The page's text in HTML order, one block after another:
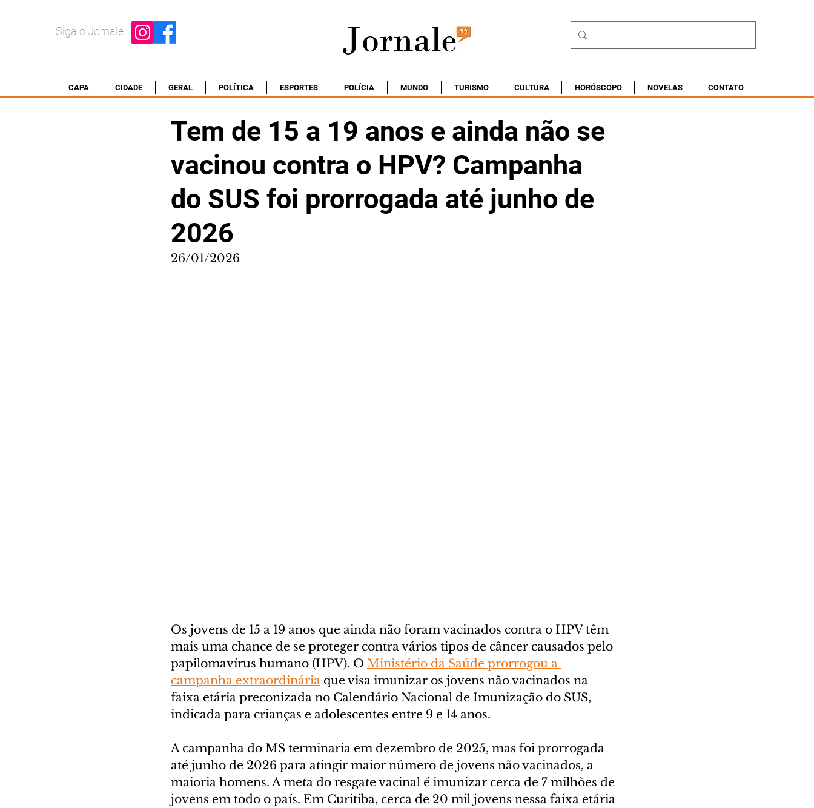
Siga o Jornale
CAPA CIDADE GERAL POLÍTICA ESPORTES POLÍCIA MUNDO TURISMO CULTURA HORÓSCOPO NOVELAS CONTATO
Tem de 15 a 19 anos e ainda não se
vacinou contra o HPV? Campanha
do SUS foi prorrogada até junho de
2026
26/01/2026
Os jovens de 15 a 19 anos que ainda não foram vacinados contra o HPV têm
mais uma chance de se proteger contra vários tipos de câncer causados pelo
papilomavírus humano (HPV). O Ministério da Saúde prorrogou a
campanha extraordinária que visa imunizar os jovens não vacinados na
faixa etária preconizada no Calendário Nacional de Imunização do SUS,
indicada para crianças e adolescentes entre 9 e 14 anos.
A campanha do MS terminaria em dezembro de 2025, mas foi prorrogada
até junho de 2026 para atingir maior número de jovens não vacinados, a
maioria homens. A meta do resgate vacinal é imunizar cerca de 7 milhões de
jovens em todo o país. Em Curitiba, cerca de 20 mil jovens nessa faixa etária